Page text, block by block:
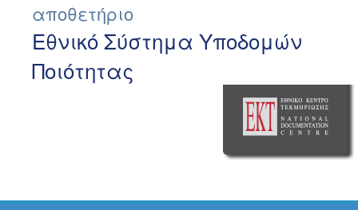
αποθετήριο
Εθνικό Σύστημα Υποδομών
Ποιότητας